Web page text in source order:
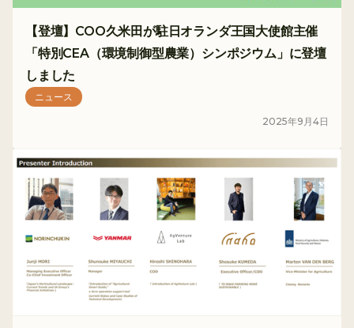
【登壇】COO久米田が駐日オランダ王国大使館主催
「特別CEA（環境制御型農業）シンポジウム」に登壇
しました
ニュース
2025年9 月4日